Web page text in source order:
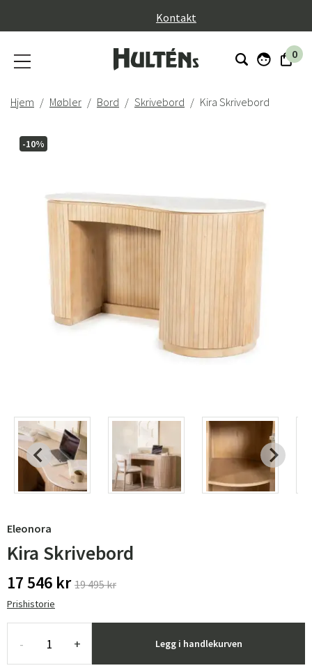
Kontakt
0
Hjem Møbler Bord Skrivebord Kira Skrivebord
-10%
Eleonora
Kira Skrivebord
17 546 kr 19 495 kr
Prishistorie
- + Legg i handlekurven